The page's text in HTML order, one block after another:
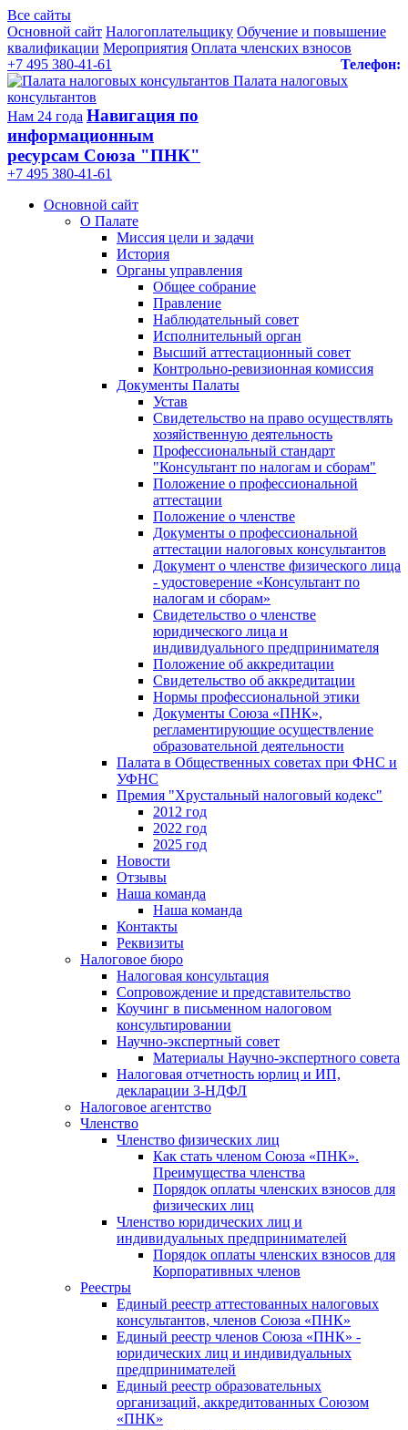
Все сайты
Основной сайт Налогоплательщику Обучение и повышение
квалификации Мероприятия Оплата членских взносов
Телефон:
+7 495 380-41-61
Палата налоговых
консультантов
Нам 24 года Навигация по
информационным
ресурсам Союза "ПНК"
+7 495 380‑41‑61
Основной сайт
О Палате
Миссия цели и задачи
История
Органы управления
Общее собрание
Правление
Наблюдательный совет
Исполнительный орган
Высший аттестационный совет
Контрольно-ревизионная комиссия
Документы Палаты
Устав
Свидетельство на право осуществлять
хозяйственную деятельность
Профессиональный стандарт
"Консультант по налогам и сборам"
Положение о профессиональной
аттестации
Положение о членстве
Документы о профессиональной
аттестации налоговых консультантов
Документ о членстве физического лица
- удостоверение «Консультант по
налогам и сборам»
Свидетельство о членстве
юридического лица и
индивидуального предпринимателя
Положение об аккредитации
Свидетельство об аккредитации
Нормы профессиональной этики
Документы Союза «ПНК»,
регламентирующие осуществление
образовательной деятельности
Палата в Общественных советах при ФНС и
УФНС
Премия "Хрустальный налоговый кодекс"
2012 год
2022 год
2025 год
Новости
Отзывы
Наша команда
Наша команда
Контакты
Реквизиты
Налоговое бюро
Налоговая консультация
Cопровождение и представительство
Коучинг в письменном налоговом
консультировании
Научно-экспертный совет
Материалы Научно-экспертного совета
Налоговая отчетность юрлиц и ИП,
декларации 3-НДФЛ
Налоговое агентство
Членство
Членство физических лиц
Как стать членом Союза «ПНК».
Преимущества членства
Порядок оплаты членских взносов для
физических лиц
Членство юридических лиц и
индивидуальных предпринимателей
Порядок оплаты членских взносов для
Корпоративных членов
Реестры
Единый реестр аттестованных налоговых
консультантов, членов Союза «ПНК»
Единый реестр членов Союза «ПНК» -
юридических лиц и индивидуальных
предпринимателей
Единый реестр образовательных
организаций, аккредитованных Союзом
«ПНК»